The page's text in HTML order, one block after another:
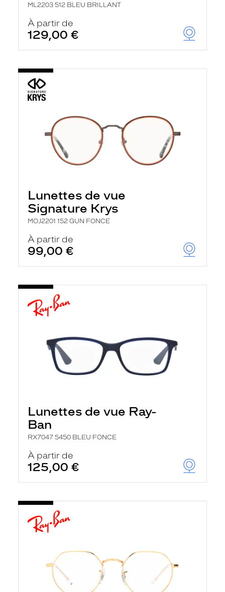
ML2203 512 BLEU BRILLANT
À partir de
129,00 €
Lunettes de vue
Signature Krys
MOJ2201 152 GUN FONCE
À partir de
99,00 €
Lunettes de vue Ray-
Ban
RX7047 5450 BLEU FONCE
À partir de
125,00 €